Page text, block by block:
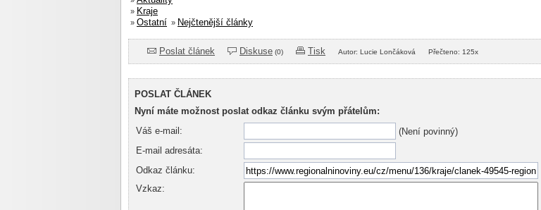
» Kraje
» Ostatní » Nejčtenější články
Poslat článek Diskuse (0) Tisk Autor: Lucie Lončáková Přečteno: 125x
POSLAT ČLÁNEK
Nyní máte možnost poslat odkaz článku svým přátelům:
Váš e-mail:
(Není povinný)
E-mail adresáta:
Odkaz článku:
Vzkaz: